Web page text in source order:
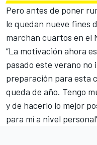
Pero antes de poner
le quedan nueve fines
marchan cuartos en el
“La motivación ahora
pasado este verano no
preparación para esta
queda de año. Tengo
y de hacerlo lo mejor
para mí a nivel